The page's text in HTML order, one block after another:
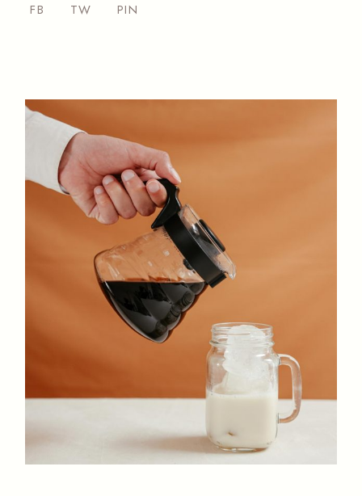
FB TW PIN